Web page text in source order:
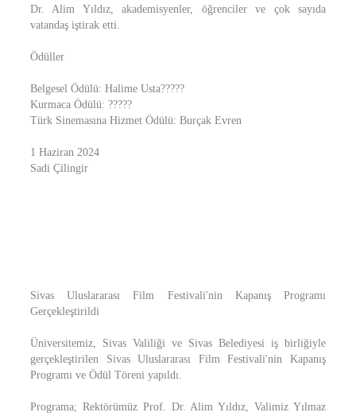
Dr. Alim Yıldız, akademisyenler, öğrenciler ve çok sayıda
vatandaş iştirak etti.
Ödüller
Belgesel Ödülü: Halime Usta?????
Kurmaca Ödülü: ?????
Türk Sinemasına Hizmet Ödülü: Burçak Evren
1 Haziran 2024
Sadi Çilingir
Sivas Uluslararası Film Festivali'nin Kapanış Programı
Gerçekleştirildi
Üniversitemiz, Sivas Valiliği ve Sivas Belediyesi iş birliğiyle
gerçekleştirilen Sivas Uluslararası Film Festivali'nin Kapanış
Programı ve Ödül Töreni yapıldı.
Programa; Rektörümüz Prof. Dr. Alim Yıldız, Valimiz Yılmaz